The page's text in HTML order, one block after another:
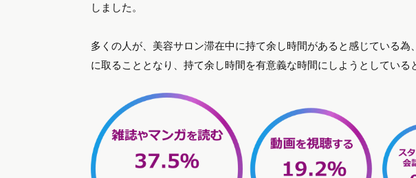
しました。
多くの人が、美容サロン滞在中に持て余し時間があると感じている
に取ることとなり、持て余し時間を有意義な時間にしようとしている